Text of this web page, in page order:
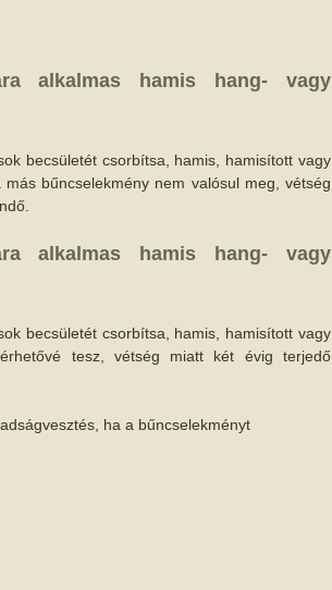
alkalmas hamis hang- vagy
becsületét csorbítsa, hamis, hamisított vagy
bűncselekmény nem valósul meg, vétség
alkalmas hamis hang- vagy
becsületét csorbítsa, hamis, hamisított vagy
tesz, vétség miatt két évig terjedő
ha a bűncselekményt